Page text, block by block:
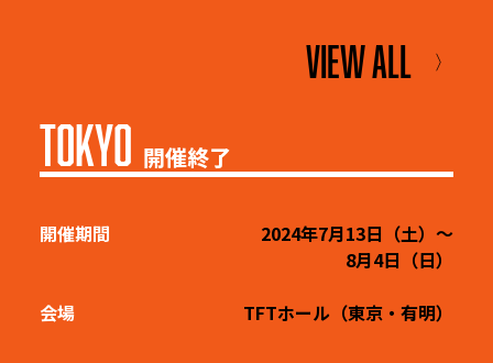
VIEW ALL 〉
TOKYO 開催終了
開催期間
2024年7月13日（土）～
8月4日（日）
会場
TFTホール（東京・有明）